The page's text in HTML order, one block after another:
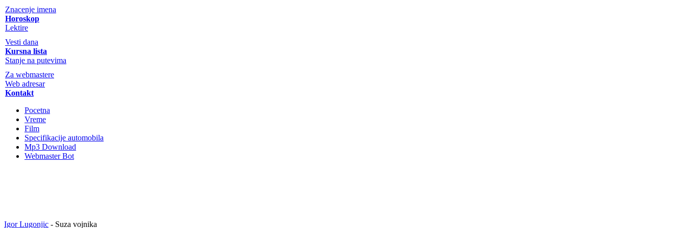
Znacenje imena
Horoskop
Lektire
Vesti dana
Kursna lista
Stanje na putevima
Za webmastere
Web adresar
Kontakt
Pocetna
Vreme
Film
Specifikacije automobila
Mp3 Download
Webmaster Bot
Igor Lugonjic - Suza vojnika